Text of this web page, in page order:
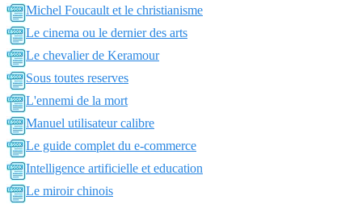
Michel Foucault et le christianisme
Le cinema ou le dernier des arts
Le chevalier de Keramour
Sous toutes reserves
L'ennemi de la mort
Manuel utilisateur calibre
Le guide complet du e-commerce
Intelligence artificielle et education
Le miroir chinois